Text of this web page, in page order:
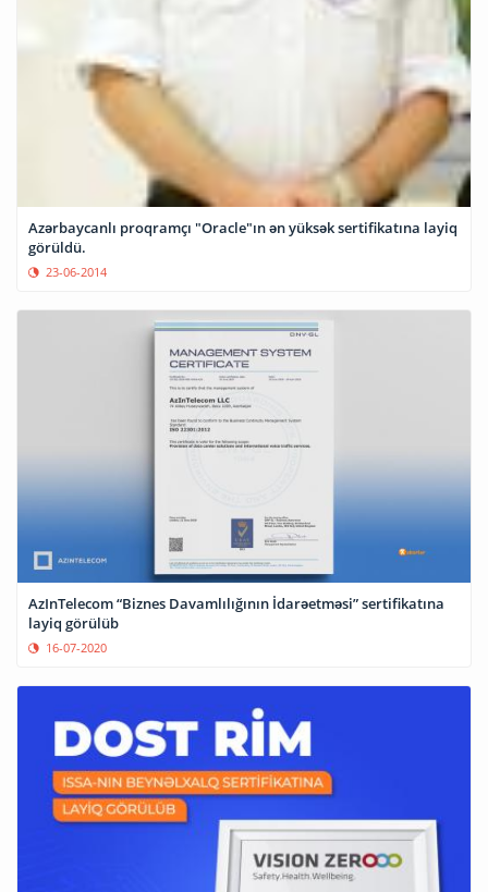
Azərbaycanlı proqramçı "Oracle"ın ən yüksək sertifikatına layiq
görüldü.
23-06-2014
AzInTelecom “Biznes Davamlılığının İdarəetməsi” sertifikatına
layiq görülüb
16-07-2020